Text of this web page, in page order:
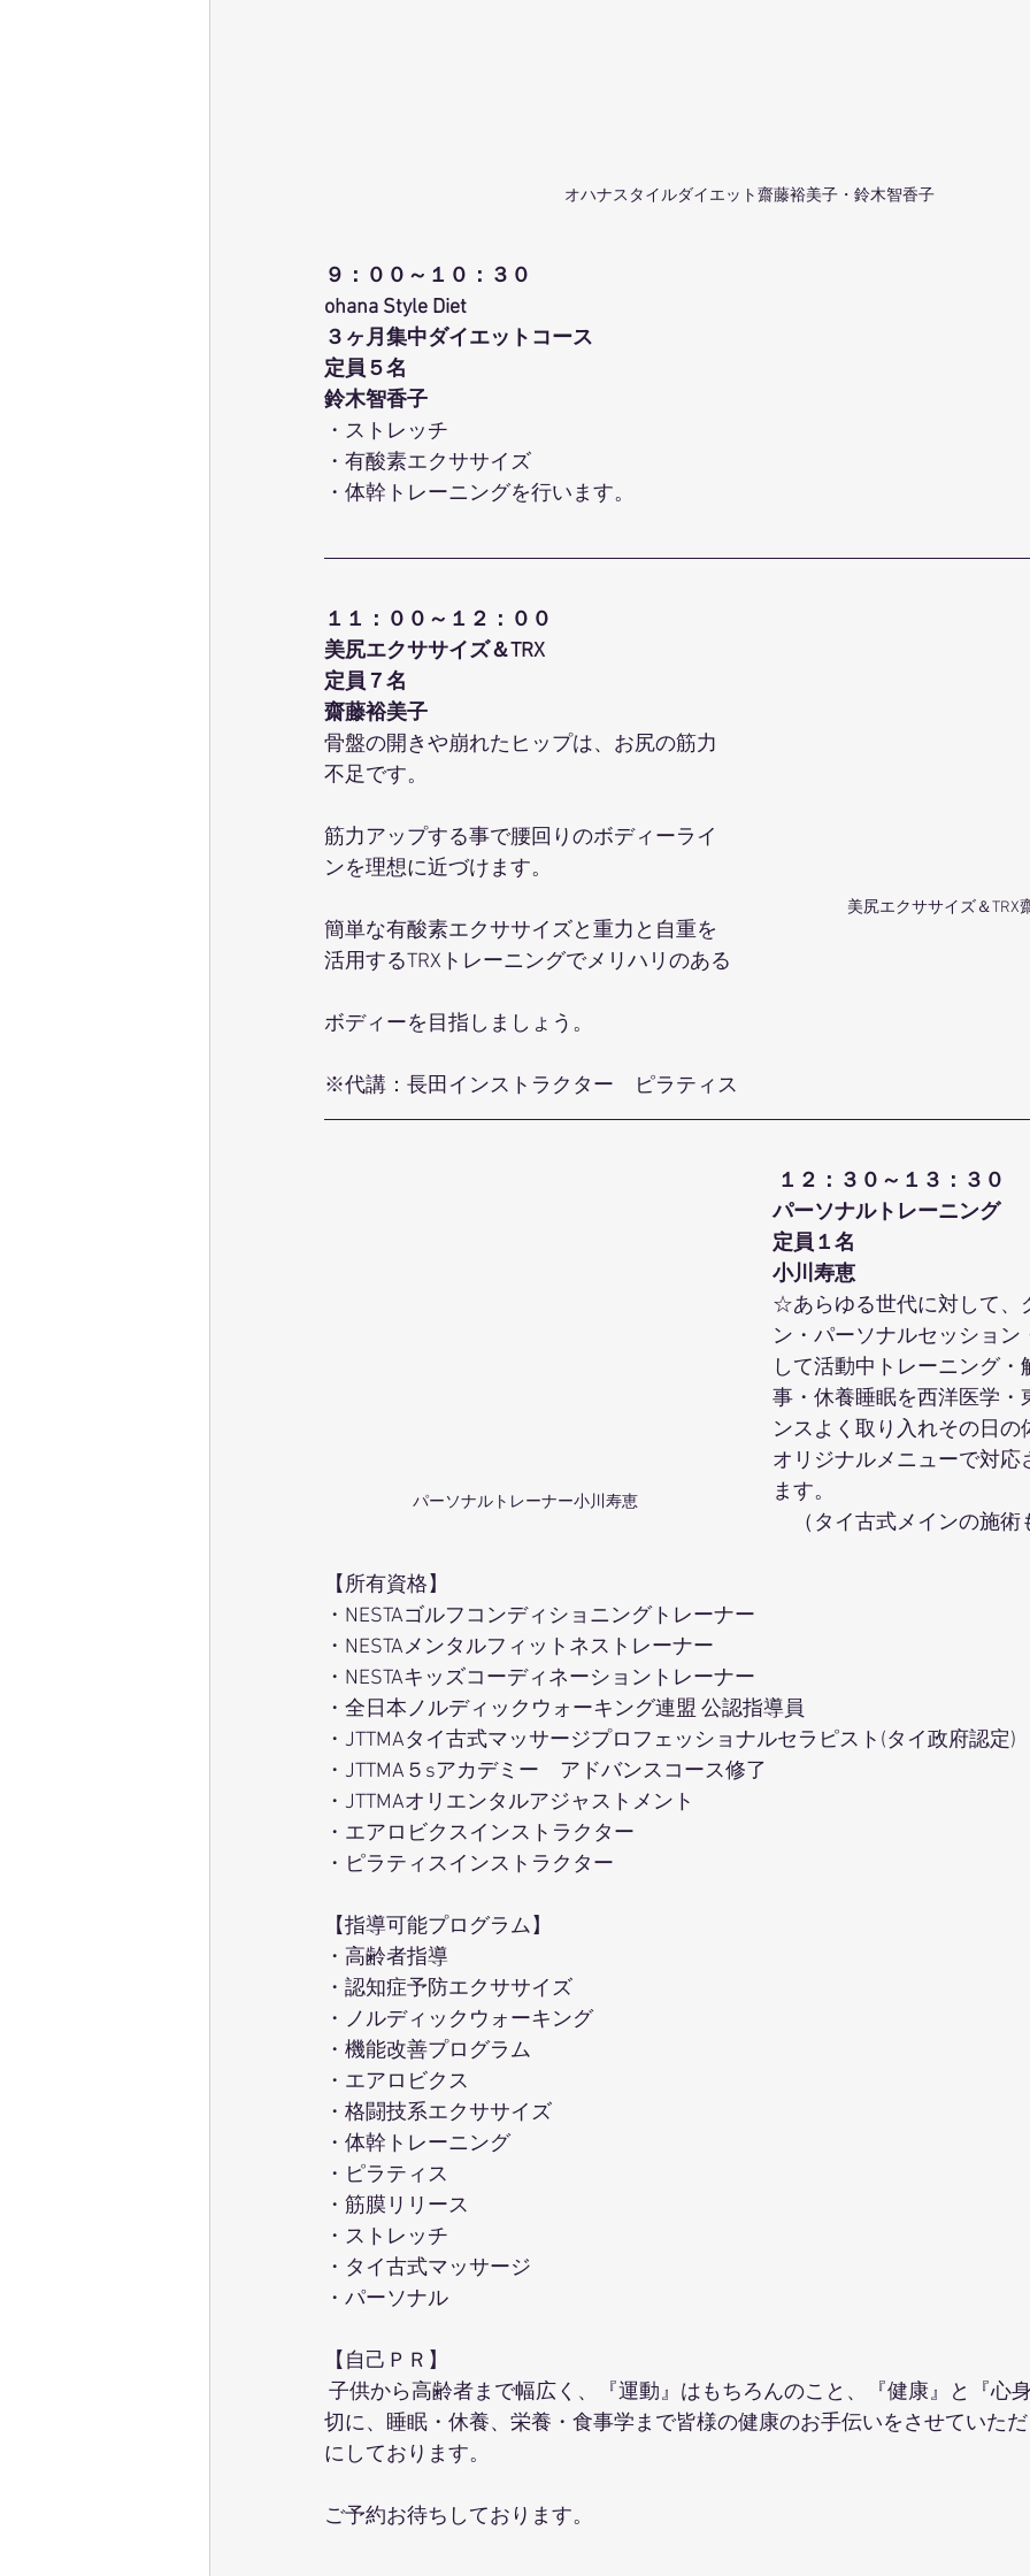
オハナスタイルダイエット齋藤裕美子・鈴木智香子
９：００～１０：３０
ohana Style Diet
３ヶ月集中ダイエットコース
定員５名
鈴木智香子
・ストレッチ
・有酸素エクササイズ
・体幹トレーニングを行います。
美尻エクササイズ＆TRX
１１：００～１２：００
美尻エクササイズ＆TRX
定員７名
齋藤裕美子
骨盤の開きや崩れたヒップは、お尻の筋力
不足です。
筋力アップする事で腰回りのボディーライ
ンを理想に近づけます。
簡単な有酸素エクササイズと重力と自重を
活用するTRXトレーニングでメリハリのある
ボディーを目指しましょう。
※代講：長田インストラクター　ピラティス
パーソナルトレーナー小川寿恵
１２：３０～１３：３０
パーソナルトレーニング
定員１名
小川寿恵
☆あらゆる世代に対して、
ン・パーソナルセッション
して活動中トレーニング・
事・休養睡眠を西洋医学・
ンスよく取り入れその日の
オリジナルメニューで対応
ます。
（タイ古式メインの施術
【所有資格】
・NESTAゴルフコンディショニングトレーナー
・NESTAメンタルフィットネストレーナー
・NESTAキッズコーディネーショントレーナー
・全日本ノルディックウォーキング連盟 公認指導員
・JTTMAタイ古式マッサージプロフェッショナルセラピスト(タイ政府認定)
・JTTMA５sアカデミー　アドバンスコース修了
・JTTMAオリエンタルアジャストメント
・エアロビクスインストラクター
・ピラティスインストラクター
【指導可能プログラム】
・高齢者指導
・認知症予防エクササイズ
・ノルディックウォーキング
・機能改善プログラム
・エアロビクス
・格闘技系エクササイズ
・体幹トレーニング
・ピラティス
・筋膜リリース
・ストレッチ
・タイ古式マッサージ
・パーソナル
【自己ＰＲ】
子供から高齢者まで幅広く、『運動』はもちろんのこと、『健康』と『心
切に、睡眠・休養、栄養・食事学まで皆様の健康のお手伝いをさせていた
にしております。
ご予約お待ちしております。